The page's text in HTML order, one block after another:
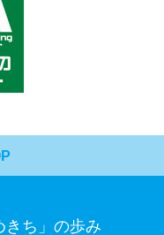
きち」の歩み